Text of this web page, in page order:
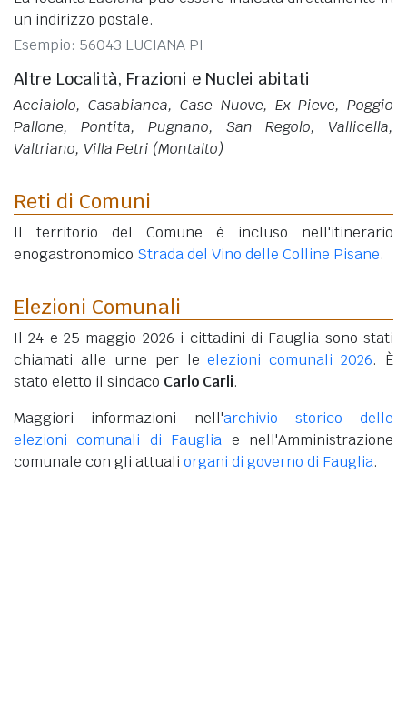
un indirizzo postale.
Esempio: 56043 LUCIANA PI
Altre Località, Frazioni e Nuclei abitati
Acciaiolo, Casabianca, Case Nuove, Ex Pieve, Poggio
Pallone, Pontita, Pugnano, San Regolo, Vallicella,
Valtriano, Villa Petri (Montalto)
Reti di Comuni
Il territorio del Comune è incluso nell'itinerario
enogastronomico Strada del Vino delle Colline Pisane.
Elezioni Comunali
Il 24 e 25 maggio 2026 i cittadini di Fauglia sono stati
chiamati alle urne per leelezioni comunali 2026. È
stato eletto il sindaco Carlo Carli.
Maggiori informazioni nell'archivio storico delle
elezioni comunali di Fauglia e nell'Amministrazione
comunale con gli attuali organi di governo di Fauglia.